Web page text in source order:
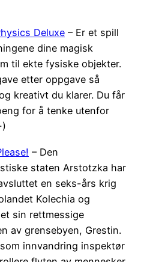
Deluxe – Er et spill
dine magisk
til ekte fysiske objekter.
etter oppgave så
kreativt du klarer. Du får
for å tenke utenfor
)
– Den
staten Arstotzka har
en seks-års krig
Kolechia og
sin rettmessige
av grensebyen, Grestin.
innvandring inspektør